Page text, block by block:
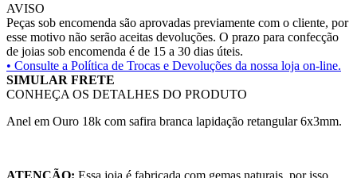
AVISO
Peças sob encomenda são aprovadas previamente com o cliente, por
esse motivo não serão aceitas devoluções. O prazo para confecção
de joias sob encomenda é de 15 a 30 dias úteis.
• Consulte a Política de Trocas e Devoluções da nossa loja on-line.
SIMULAR FRETE
CONHEÇA OS DETALHES DO PRODUTO
Anel em Ouro 18k com safira branca lapidação retangular 6x3mm.
ATENÇÃO: Essa joia é fabricada com gemas naturais, por isso